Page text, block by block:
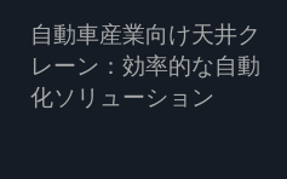
自動車産業向け天井ク
レーン：効率的な自動
化ソリューション